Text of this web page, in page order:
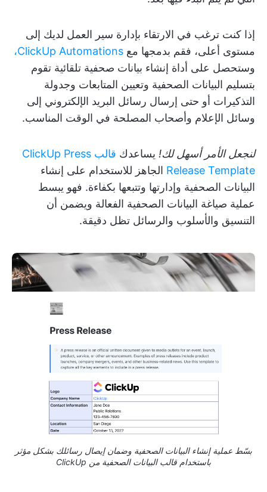
إذا كنت ترغب في الارتقاء بإدارة سير العمل لديك إلى
مستوى أعلى، فقم بدمجها مع ClickUp Automations،
وستحصل على أداة إنشاء بيانات صحفية تلقائية تقوم
بتسليم البيانات الصحفية وتعيين المتابعات وجدولة
التذكيرات أو حتى إرسال رسائل البريد الإلكتروني إلى
وسائل الإعلام وأصحاب المصلحة في الوقت المناسب.
لنجعل الأمر أسهل لك! يساعدك
قالب ClickUp Press
Release Template الجاهز للاستخدام على إنشاء
البيانات الصحفية وإدارتها وتتبعها بكفاءة. فهو يبسط
عملية صياغة البيانات الصحفية الفعالة ويضمن أن
التنسيق والأسلوب والرسائل تظل دقيقة.
بسّط عملية إنشاء البيانات الصحفية وضمان إيصال رسائلك بشكل مؤثر
باستخدام قالب البيانات الصحفية من ClickUp